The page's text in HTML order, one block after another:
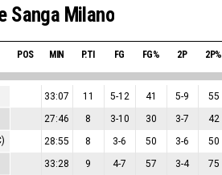
Sanga Milano
POS MIN P.TI FG FG% 2P 2P%
33:07 11 5-12 41 5-9 55
27:46 8 3-10 30 3-7 42
28:55 8 3-6 50 3-6 50
33:28 9 4-7 57 3-4 75